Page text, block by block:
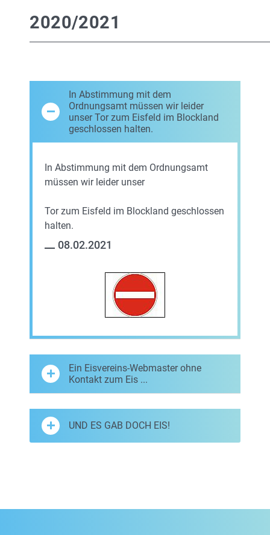
2020/2021
In Abstimmung mit dem
Ordnungsamt müssen wir leider
unser Tor zum Eisfeld im Blockland
geschlossen halten.
In Abstimmung mit dem Ordnungsamt
müssen wir leider unser
Tor zum Eisfeld im Blockland geschlossen
halten.
08.02.2021
Ein Eisvereins-Webmaster ohne
Kontakt zum Eis ...
UND ES GAB DOCH EIS!